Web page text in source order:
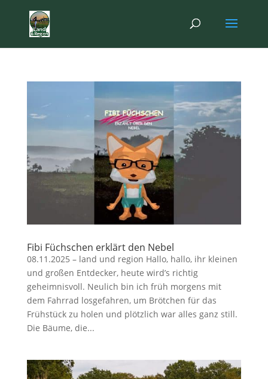
Fibi Füchschen erklärt den Nebel
08.11.2025 – land und region Hallo, hallo, ihr kleinen
und großen Entdecker, heute wird’s richtig
geheimnisvoll. Neulich bin ich früh morgens mit
dem Fahrrad losgefahren, um Brötchen für das
Frühstück zu holen und plötzlich war alles ganz still.
Die Bäume, die...